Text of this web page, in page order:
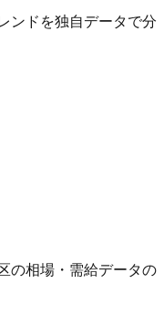
ンドを独自データで分
の相場・需給データの